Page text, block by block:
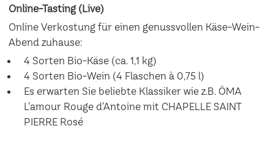
Online-Tasting (Live)
Online Verkostung für einen genussvollen Käse-Wein-
Abend zuhause:
4 Sorten Bio-Käse (ca. 1,1 kg)
4 Sorten Bio-Wein (4 Flaschen à 0,75 l)
Es erwarten Sie beliebte Klassiker wie z.B. ÖMA
L'amour Rouge d'Antoine mit CHAPELLE SAINT
PIERRE Rosé